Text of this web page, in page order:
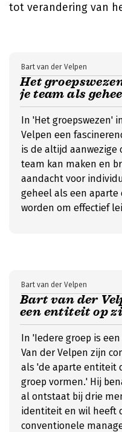
tot verandering van
Het
je team als
Bart van der Velpen
In 'Het groepswezen'
Velpen een
is de altijd
team kan maken en
aandacht voor
geheel als een
worden om effectief
Bart van der
een entiteit op
Bart van der Velpen
In 'Iedere groep is
Van der Velpen zijn
als 'de aparte entiteit
groep vormen.' Hij
al ontstaat bij drie
identiteit en wil heeft
conventionele